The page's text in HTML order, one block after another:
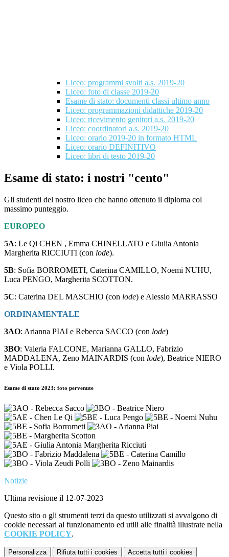
Liceo: programmi svolti a.s. 2019-20
Liceo: foto di classe 2019-20
Esame di stato: documenti classi ultimo anno
Liceo: programmazioni didattiche 2019-20
Liceo: ricevimento genitori a.s. 2019-20
Liceo: coordinatori a.s. 2019-20
Liceo: orario 2019-20 in formato HTML
Liceo: orario DEFINITIVO
Liceo: libri di testo 2019-20
Esame di stato: i nostri "cento"
Gli studenti del nostro liceo che hanno ottenuto il diploma col
massimo punteggio.
EUROPEO
5A: Le Qi CHEN , Emma CHINELLATO e Giulia Antonia
Margherita RICCIUTI (con lode).
5B: Sofia BORROMETI, Caterina CAMILLO, Noemi NUHU,
Luca PENGO, Margherita SCOTTON.
5C: Caterina DEL MASCHIO (con lode) e Alessio MARRASSO
ORDINAMENTALE
3AO: Arianna PIAI e Rebecca SACCO (con lode)
3BO: Valeria FALCONE, Marianna GALLO, Fabrizio
MADDALENA, Zeno MAINARDIS (con lode), Beatrice NIERO
e Viola POLLI.
Esame di stato 2023: foto pervenute
Notizie
Ultima revisione il 12-07-2023
Questo sito o gli strumenti terzi da questo utilizzati si avvalgono di
cookie necessari al funzionamento ed utili alle finalità illustrate nella
COOKIE POLICY.
Personalizza Rifiuta tutti i cookies Accetta tutti i cookies